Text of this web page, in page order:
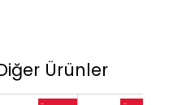
Ürünler